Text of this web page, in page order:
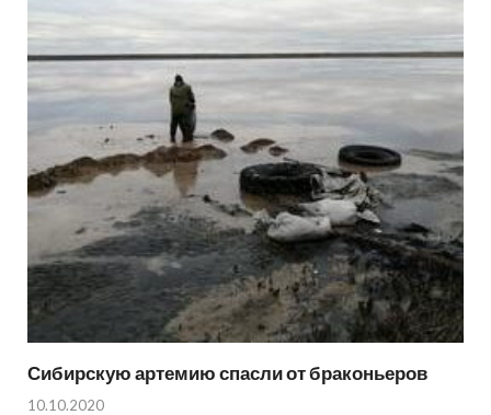
Сибирскую артемию спасли от браконьеров
10.10.2020